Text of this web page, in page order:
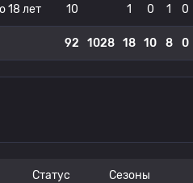
18 лет 10 1 0 1 0
92 1028 18 10 8 0
Статус Сезоны